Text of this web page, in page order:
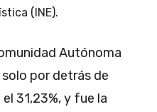
(INE).
Autónoma
por detrás de
31,23%, y fue la